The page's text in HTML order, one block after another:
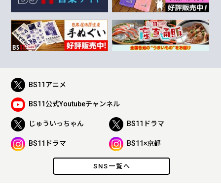
SNS一覧へ
BS11アニメ
BS11公式Youtubeチャンネル
じゅういっちゃん BS11ドラマ
BS11ドラマ BS11×京都